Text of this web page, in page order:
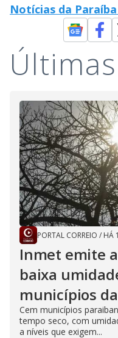
Notícias da
Últimas
PORTAL CORREIO / HÁ
Inmet emite
baixa
municípios
Cem municípios
tempo seco, com
a níveis que exigem...